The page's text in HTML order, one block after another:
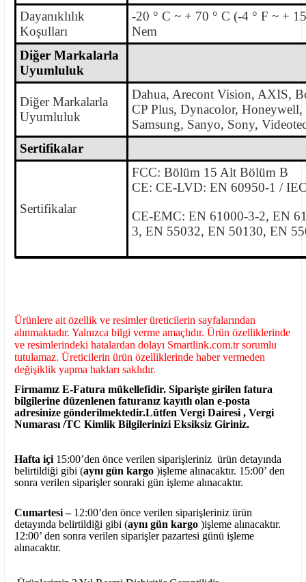
Dayanıklılık
Koşulları
-20 ° C ~ + 70 ° C (-4 ° F ~ +
Nem
Diğer Markalarla
Uyumluluk
Diğer Markalarla
Uyumluluk
Dahua, Arecont Vision, AXIS,
CP Plus, Dynacolor, Honeywell,
Samsung, Sanyo, Sony,
Sertifikalar
Sertifikalar
FCC: Bölüm 15 Alt Bölüm B
CE: CE-LVD: EN 60950-1 /
CE-EMC: EN 61000-3-2, EN
3, EN 55032, EN 50130, EN
Ürünlere ait özellik ve resimler üreticilerin sayfalarından
alınmaktadır. Yalnızca bilgi verme amaçlıdır. Ürün özelliklerinde
ve resimlerindeki hatalardan dolayı Smartlink.com.tr sorumlu
tutulamaz. Üreticilerin ürün özelliklerinde haber vermeden
değişiklik yapma hakları saklıdır.
Firmamız E-Fatura mükellefidir. Siparişte girilen fatura
bilgilerine düzenlenen faturanız kayıtlı olan e-posta
adresinize gönderilmektedir.Lütfen Vergi Dairesi , Vergi
Numarası /TC Kimlik Bilgilerinizi Eksiksiz Giriniz.
Hafta içi 15:00’den önce verilen siparişleriniz ürün detayında
belirtildiği gibi (aynı gün kargo )işleme alınacaktır. 15:00’ den
sonra verilen siparişler sonraki gün işleme alınacaktır.
Cumartesi – 12:00’den önce verilen siparişleriniz ürün
detayında belirtildiği gibi (aynı gün kargo )işleme alınacaktır.
12:00’ den sonra verilen siparişler pazartesi günü işleme
alınacaktır.